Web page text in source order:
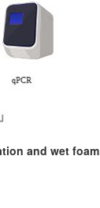
and wet foam